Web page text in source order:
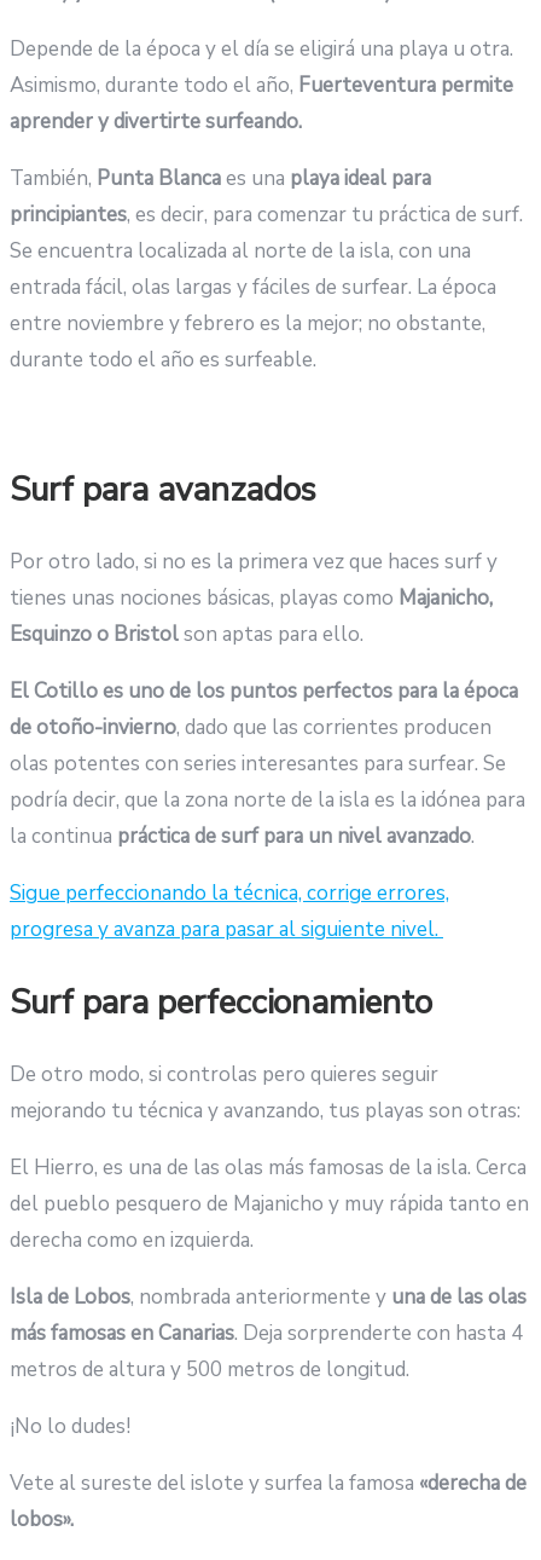
Depende de la época y el día se eligirá una playa u otra.
Asimismo, durante todo el año, Fuerteventura permite
aprender y divertirte surfeando.
También, Punta Blancaes una playa ideal para
principiantes, es decir, para comenzar tu práctica de surf.
Se encuentra localizada al norte de la isla, con una
entrada fácil, olas largas y fáciles de surfear. La época
entre noviembre y febrero es la mejor; no obstante,
durante todo el año es surfeable.
Surf para avanzados
Por otro lado, si no es la primera vez que haces surf y
tienes unas nociones básicas, playas como Majanicho,
Esquinzo o Bristolson aptas para ello.
El Cotilloes uno de los puntos perfectos para la época
de otoño-invierno, dado que las corrientes producen
olas potentes con series interesantes para surfear. Se
podría decir, que la zona norte de la isla es la idónea para
la continua práctica de surf para un nivel avanzado.
Sigue perfeccionando la técnica, corrige errores,
progresa y avanza para pasar al siguiente nivel.
Surf para perfeccionamiento
De otro modo, si controlas pero quieres seguir
mejorando tu técnica y avanzando, tus playas son otras:
El Hierro, es una de las olas más famosas de la isla. Cerca
del pueblo pesquero de Majanicho y muy rápida tanto en
derecha como en izquierda.
Isla de Lobos, nombrada anteriormente y una de las olas
más famosas en Canarias. Deja sorprenderte con hasta 4
metros de altura y 500 metros de longitud.
¡No lo dudes!
Vete al sureste del islote y surfea la famosa «derecha de
lobos».